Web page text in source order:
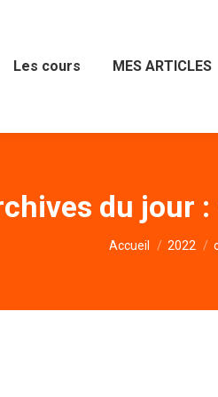
Les cours MES ARTICLES
du jour :
Vous êtes ici :
Accueil 2022